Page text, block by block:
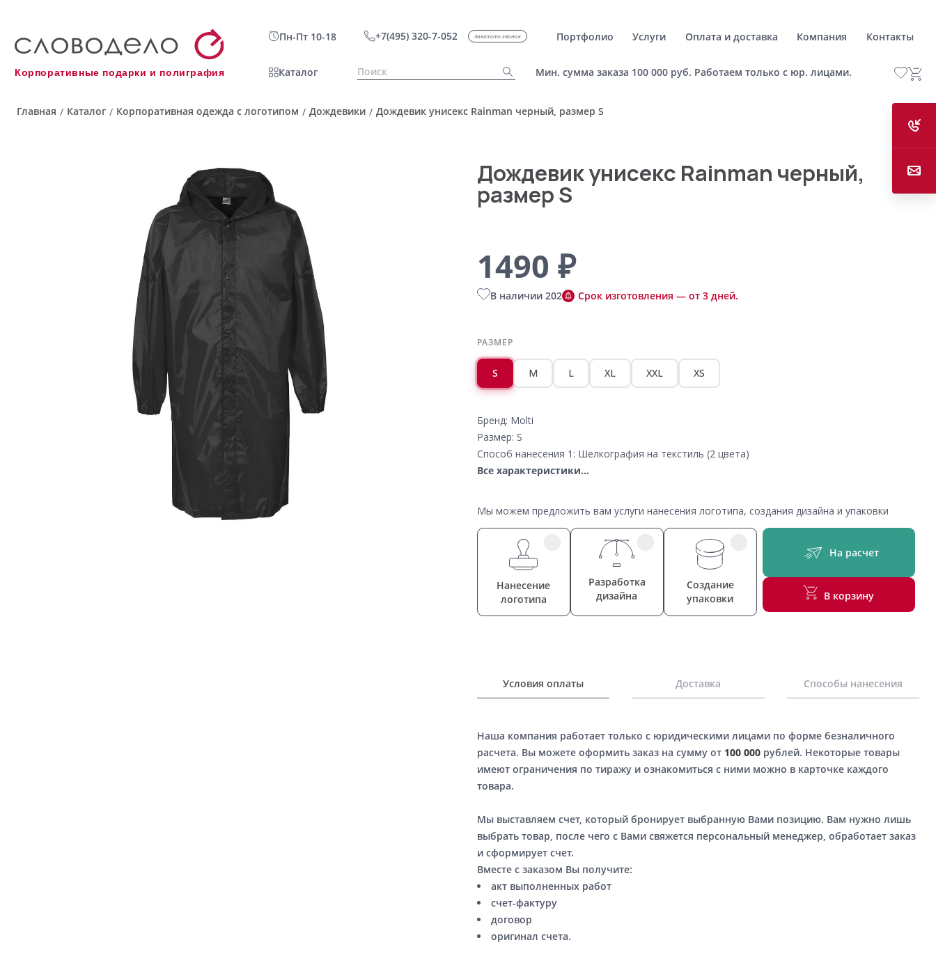
Корпоративные подарки и полиграфия
Пн-Пт 10-18 +7(495) 320-7-052 Заказать звонок Портфолио Услуги Оплата и доставка Компания Контакты
Каталог Мин. сумма заказа 100 000 руб. Работаем только с юр. лицами.
Главная / Каталог / Корпоративная одежда с логотипом / Дождевики / Дождевик унисекс Rainman черный, размер S
Дождевик унисекс Rainman черный,
размер S
1490 ₽
В наличии 202 Срок изготовления — от 3 дней.
РАЗМЕР
S M L XL XXL XS
Бренд: Molti
Размер: S
Способ нанесения 1: Шелкография на текстиль (2 цвета)
Все характеристики...
Мы можем предложить вам услуги нанесения логотипа, создания дизайна и упаковки
Нанесение
логотипа
Разработка
дизайна
Создание
упаковки
На расчет
В корзину
Условия оплаты Доставка Способы нанесения
Наша компания работает только с юридическими лицами по форме безналичного
расчета. Вы можете оформить заказ на сумму от 100 000рублей. Некоторые товары
имеют ограничения по тиражу и ознакомиться с ними можно в карточке каждого
товара.
Мы выставляем счет, который бронирует выбранную Вами позицию. Вам нужно лишь
выбрать товар, после чего с Вами свяжется персональный менеджер, обработает заказ
и сформирует счет.
Вместе с заказом Вы получите:
акт выполненных работ
счет-фактуру
договор
оригинал счета.